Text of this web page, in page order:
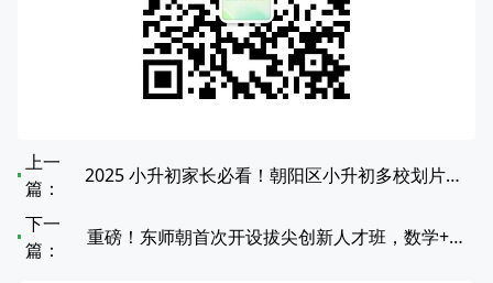
上一
篇：
2025 小升初家长必看！朝阳区小升初多校划片对应中学全览
下一
篇：
重磅！东师朝首次开设拔尖创新人才班，数学+信息双核心